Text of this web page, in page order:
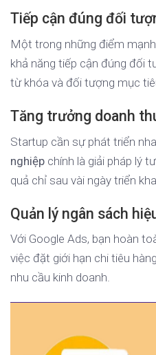
Tiếp cận đúng đối
Một trong những điểm
khả năng tiếp cận đúng đối
từ khóa và đối tượng mục
Tăng trưởng doanh
Startup cần sự phát triển
nghiệp chính là giải pháp lý
quả chỉ sau vài ngày triển
Quản lý ngân sách
Với Google Ads, bạn hoàn
việc đặt giới hạn chi tiêu
nhu cầu kinh doanh.